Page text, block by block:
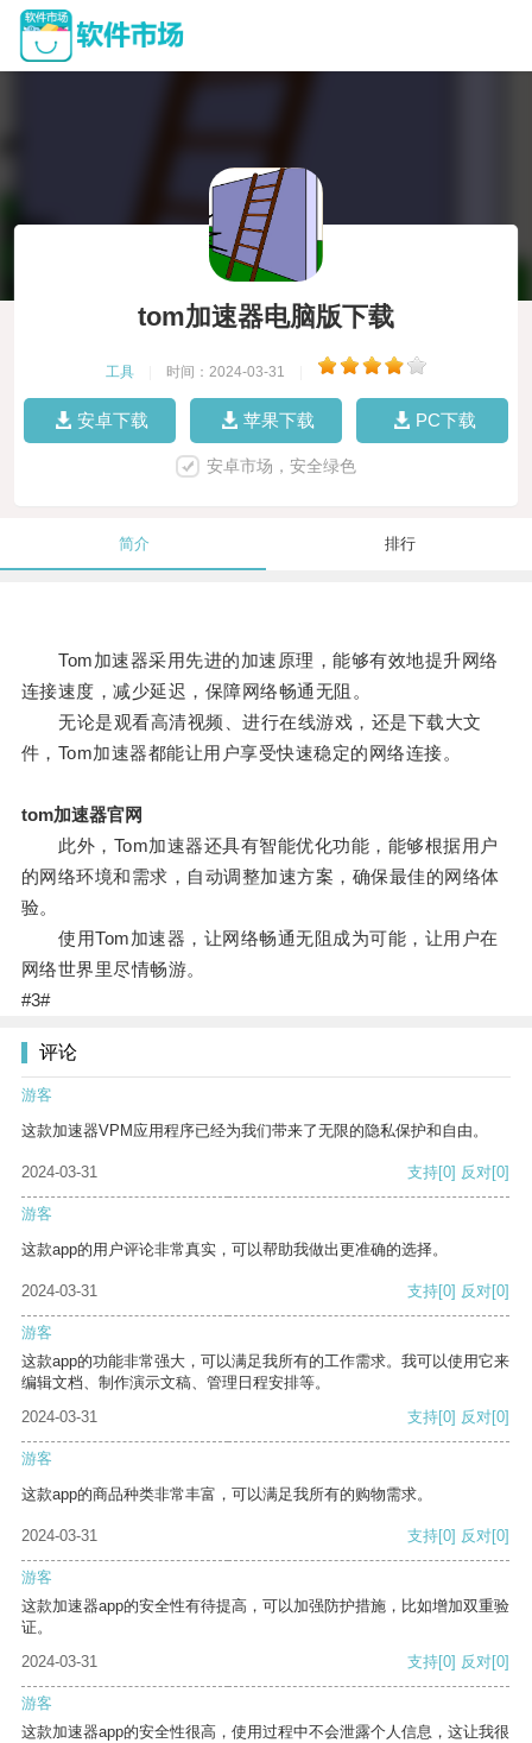
tom加速器电脑版下载
工具 时间：2024-03-31
安卓下载 苹果下载 PC下载
安卓市场，安全绿色
简介 排行
Tom加速器采用先进的加速原理，能够有效地提升网络
连接速度，减少延迟，保障网络畅通无阻。
无论是观看高清视频、进行在线游戏，还是下载大文
件，Tom加速器都能让用户享受快速稳定的网络连接。
tom加速器官网
此外，Tom加速器还具有智能优化功能，能够根据用户
的网络环境和需求，自动调整加速方案，确保最佳的网络体
验。
使用Tom加速器，让网络畅通无阻成为可能，让用户在
网络世界里尽情畅游。
#3#
评论
游客
这款加速器VPM应用程序已经为我们带来了无限的隐私保护和自由。
2024-03-31 支持[0] 反对[0]
游客
这款app的用户评论非常真实，可以帮助我做出更准确的选择。
2024-03-31 支持[0] 反对[0]
游客
这款app的功能非常强大，可以满足我所有的工作需求。我可以使用它来
编辑文档、制作演示文稿、管理日程安排等。
2024-03-31
支持[0] 反对[0]
游客
这款app的商品种类非常丰富，可以满足我所有的购物需求。
2024-03-31 支持[0] 反对[0]
游客
这款加速器app的安全性有待提高，可以加强防护措施，比如增加双重验
证。
2024-03-31
支持[0] 反对[0]
游客
这款加速器app的安全性很高，使用过程中不会泄露个人信息，这让我很